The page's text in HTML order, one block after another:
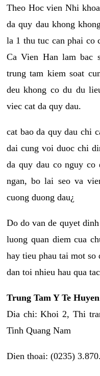
Theo Hoc vien Nhi
da quy dau khong
la 1 thu tuc can phai co
Ca Vien Han lam bac
trung tam kiem soat
deu khong co du du
viec cat da quy dau.
cat bao da quy dau chi
dai cung voi duoc chi
da quy dau co nguy co
ngan, bo lai seo va
cuong duong dau¿
Do do van de quyet
luong quan diem cua
hay tieu phau tai mot
dan toi nhieu hau qua
Trung Tam Y Te
Dia chi: Khoi 2, Thi
Tinh Quang Nam
Dien thoai: (0235)